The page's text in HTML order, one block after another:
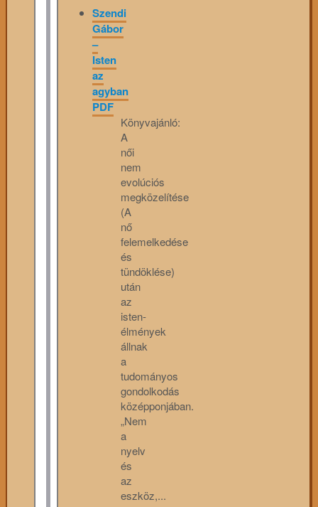
Szendi
Gábor
–
Isten
az
agyban
PDF
Könyvajánló:
A
női
nem
evolúciós
megközelítése
(A
nő
felemelkedése
és
tündöklése)
után
az
isten-
élmények
állnak
a
tudományos
gondolkodás
középponjában.
„Nem
a
nyelv
és
az
eszköz,...